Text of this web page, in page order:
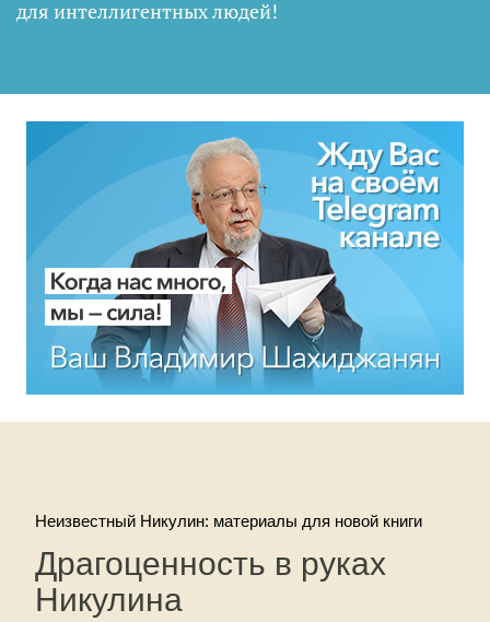
для интеллигентных людей!
Неизвестный Никулин: материалы для новой книги
Драгоценность в руках
Никулина